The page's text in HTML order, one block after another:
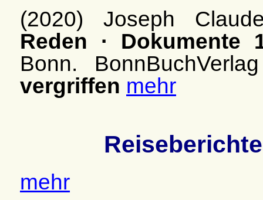
(2020) Joseph
Reden · Dokumente
Bonn.
vergriffen mehr
mehr